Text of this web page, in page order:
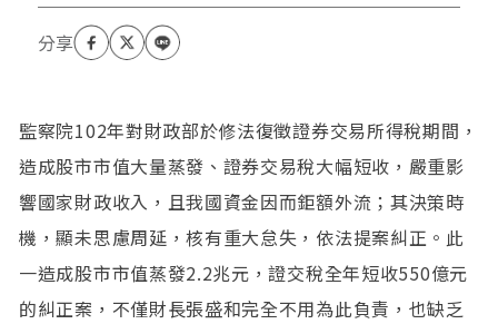
監察院102年對財政部於修法復徵證券交易所得稅期間，
造成股市市值大量蒸發、證券交易稅大幅短收，嚴重影
響國家財政收入，且我國資金因而鉅額外流；其決策時
機，顯未思慮周延，核有重大怠失，依法提案糾正。此
一造成股市市值蒸發2.2兆元，證交稅全年短收550億元
的糾正案，不僅財長張盛和完全不用為此負責，也缺乏